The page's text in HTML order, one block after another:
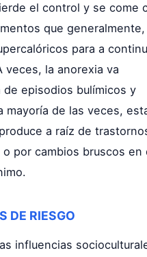
el control y se come
que generalmente,
para a
veces, la anorexia va
de episodios bulímicos y
mayoría de las veces,
a raíz de
por cambios bruscos en
DE RIESGO
influencias